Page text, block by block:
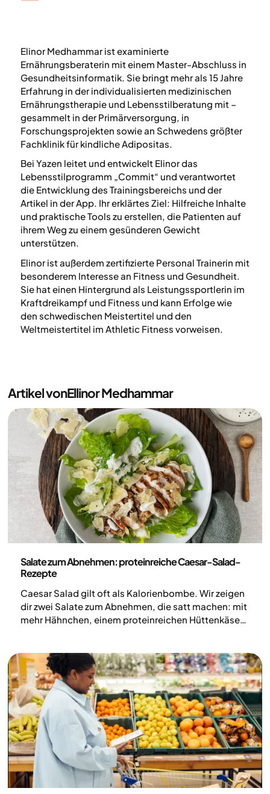
Elinor Medhammar ist examinierte
Ernährungsberaterin mit einem Master-Abschluss in
Gesundheitsinformatik. Sie bringt mehr als 15 Jahre
Erfahrung in der individualisierten medizinischen
Ernährungstherapie und Lebensstilberatung mit –
gesammelt in der Primärversorgung, in
Forschungsprojekten sowie an Schwedens größter
Fachklinik für kindliche Adipositas.
Bei Yazen leitet und entwickelt Elinor das
Lebensstilprogramm „Commit“ und verantwortet
die Entwicklung des Trainingsbereichs und der
Artikel in der App. Ihr erklärtes Ziel: Hilfreiche Inhalte
und praktische Tools zu erstellen, die Patienten auf
ihrem Weg zu einem gesünderen Gewicht
unterstützen.
Elinor ist außerdem zertifizierte Personal Trainerin mit
besonderem Interesse an Fitness und Gesundheit.
Sie hat einen Hintergrund als Leistungssportlerin im
Kraftdreikampf und Fitness und kann Erfolge wie
den schwedischen Meistertitel und den
Weltmeistertitel im Athletic Fitness vorweisen.
Artikel vonEllinor Medhammar
Salate zum Abnehmen: proteinreiche Caesar-Salad-
Rezepte
Caesar Salad gilt oft als Kalorienbombe. Wir zeigen
dir zwei Salate zum Abnehmen, die satt machen: mit
mehr Hähnchen, einem proteinreichen Hüttenkäse-
Mahlzeit, ganz ohne auf Geschmack zu verzichten.